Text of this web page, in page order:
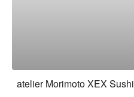
atelier Morimoto XEX Sushi